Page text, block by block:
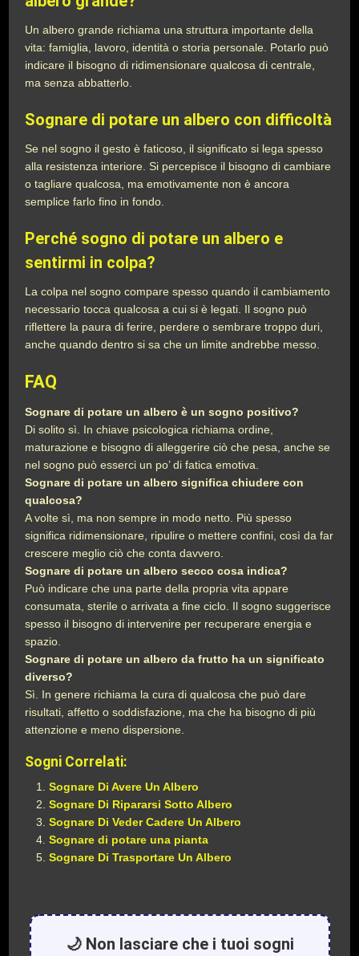
Un albero grande richiama una struttura importante della
vita: famiglia, lavoro, identità o storia personale. Potarlo può
indicare il bisogno di ridimensionare qualcosa di centrale,
ma senza abbatterlo.
Sognare di potare un albero con difficoltà
Se nel sogno il gesto è faticoso, il significato si lega spesso
alla resistenza interiore. Si percepisce il bisogno di cambiare
o tagliare qualcosa, ma emotivamente non è ancora
semplice farlo fino in fondo.
Perché sogno di potare un albero e
sentirmi in colpa?
La colpa nel sogno compare spesso quando il cambiamento
necessario tocca qualcosa a cui si è legati. Il sogno può
riflettere la paura di ferire, perdere o sembrare troppo duri,
anche quando dentro si sa che un limite andrebbe messo.
FAQ
Sognare di potare un albero è un sogno positivo?
Di solito sì. In chiave psicologica richiama ordine,
maturazione e bisogno di alleggerire ciò che pesa, anche se
nel sogno può esserci un po’ di fatica emotiva.
Sognare di potare un albero significa chiudere con
qualcosa?
A volte sì, ma non sempre in modo netto. Più spesso
significa ridimensionare, ripulire o mettere confini, così da far
crescere meglio ciò che conta davvero.
Sognare di potare un albero secco cosa indica?
Può indicare che una parte della propria vita appare
consumata, sterile o arrivata a fine ciclo. Il sogno suggerisce
spesso il bisogno di intervenire per recuperare energia e
spazio.
Sognare di potare un albero da frutto ha un significato
diverso?
Sì. In genere richiama la cura di qualcosa che può dare
risultati, affetto o soddisfazione, ma che ha bisogno di più
attenzione e meno dispersione.
Sogni Correlati:
Sognare Di Avere Un Albero
Sognare Di Ripararsi Sotto Albero
Sognare Di Veder Cadere Un Albero
Sognare di potare una pianta
Sognare Di Trasportare Un Albero
🌙 Non lasciare che i tuoi sogni